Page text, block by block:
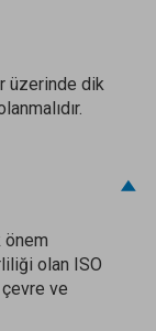
üzerinde dik
önem
olan ISO
ve